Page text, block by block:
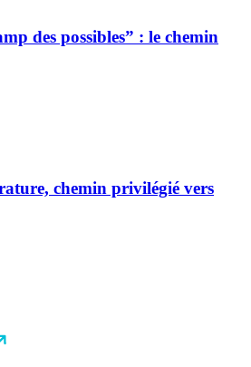
des possibles” : le chemin
chemin privilégié vers